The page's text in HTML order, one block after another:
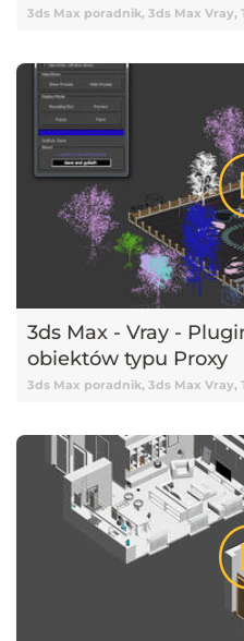
3ds Max - Vray -
obiektów typu Proxy